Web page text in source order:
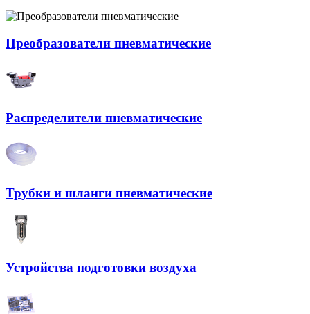
Преобразователи пневматические
Распределители пневматические
Трубки и шланги пневматические
Устройства подготовки воздуха